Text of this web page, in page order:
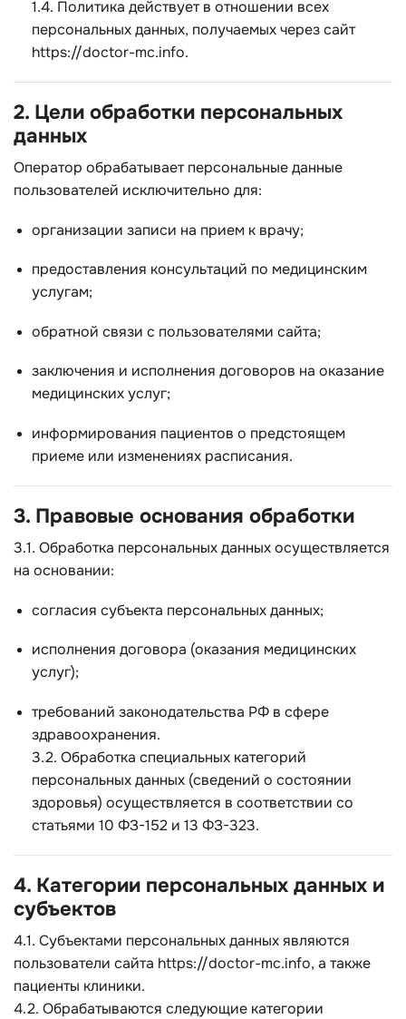
1.4. Политика действует в отношении всех
персональных данных, получаемых через сайт
https://doctor-mc.info.
2. Цели обработки персональных
данных
Оператор обрабатывает персональные данные
пользователей исключительно для:
организации записи на прием к врачу;
предоставления консультаций по медицинским
услугам;
обратной связи с пользователями сайта;
заключения и исполнения договоров на оказание
медицинских услуг;
информирования пациентов о предстоящем
приеме или изменениях расписания.
3. Правовые основания обработки
3.1. Обработка персональных данных осуществляется
на основании:
согласия субъекта персональных данных;
исполнения договора (оказания медицинских
услуг);
требований законодательства РФ в сфере
здравоохранения.
3.2. Обработка специальных категорий
персональных данных (сведений о состоянии
здоровья) осуществляется в соответствии со
статьями 10 ФЗ-152 и 13 ФЗ-323.
4. Категории персональных данных и
субъектов
4.1. Субъектами персональных данных являются
пользователи сайта https://doctor-mc.info, а также
пациенты клиники.
4.2. Обрабатываются следующие категории